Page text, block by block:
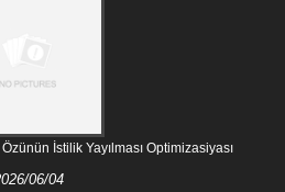
İstilik Yayılması Optimizasiyası
06/04